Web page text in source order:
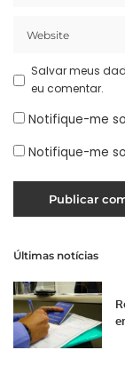
Salvar meus
eu comentar.
Notifique-me
Notifique-me
Últimas notícias